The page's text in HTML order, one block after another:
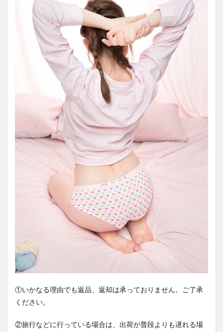
①いかなる理由でも返品、返却は承っておりません。ご了承
ください。
②旅行などに行っている場合は、出荷が普段よりも遅れる場